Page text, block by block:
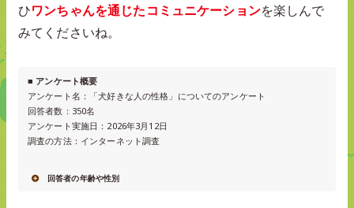
ひワンちゃんを通じたコミュニケーションを楽しんで
みてくださいね。
■ アンケート概要
アンケート名：「犬好きな人の性格」についてのアンケート
回答者数：350名
アンケート実施日：2026年3月12日
調査の方法：インターネット調査
回答者の年齢や性別